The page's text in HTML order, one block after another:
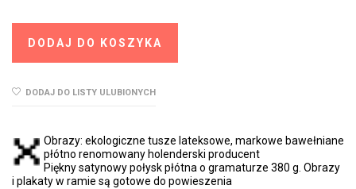
DODAJ DO KOSZYKA
DODAJ DO LISTY ULUBIONYCH
Obrazy: ekologiczne tusze lateksowe, markowe bawełniane
płótno renomowany holenderski producent
Piękny satynowy połysk płótna o gramaturze 380 g. Obrazy
i plakaty w ramie są gotowe do powieszenia